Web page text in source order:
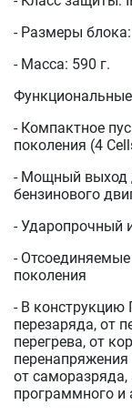
- Размеры
- Масса: 590 г.
- Компактное
поколения (4
- Мощный выход
бензинового
- Ударопрочный
-
поколения
- В конструкцию
перезаряда, от
перегрева, от
от саморазряда,
программного и